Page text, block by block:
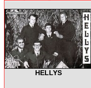
HELLYS